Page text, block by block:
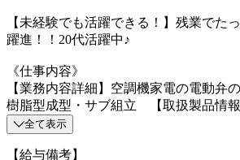
【未経験でも活躍できる！】残業でた
躍進！！20代活躍中♪
《仕事内容》
【業務内容詳細】空調機家電の電動弁
樹脂型成型・サブ組立 【取扱製品情
全て表示
【給与備考】